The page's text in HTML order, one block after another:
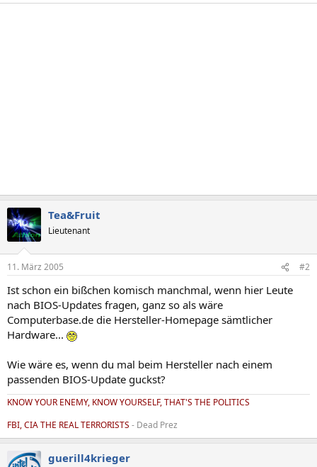
Tea&Fruit
Lieutenant
11. März 2005 #2
Ist schon ein bißchen komisch manchmal, wenn hier Leute
nach BIOS-Updates fragen, ganz so als wäre
Computerbase.de die Hersteller-Homepage sämtlicher
Hardware...
Wie wäre es, wenn du mal beim Hersteller nach einem
passenden BIOS-Update guckst?
KNOW YOUR ENEMY, KNOW YOURSELF, THAT'S THE POLITICS
FBI, CIA THE REAL TERRORISTS - Dead Prez
guerill4krieger